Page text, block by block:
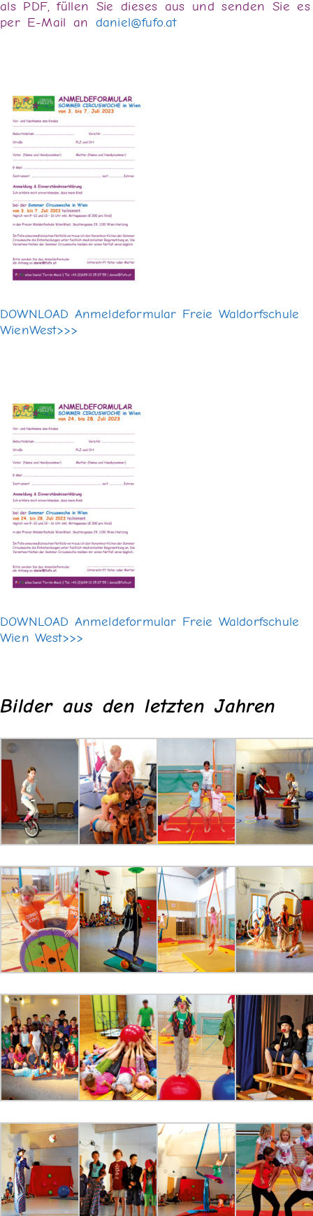
als PDF, füllen Sie dieses aus und senden Sie es
per E-Mail an daniel@fufo.at
DOWNLOAD Anmeldeformular Freie Waldorfschule
WienWest>>>
DOWNLOAD Anmeldeformular Freie Waldorfschule
Wien West>>>
Bilder aus den letzten Jahren